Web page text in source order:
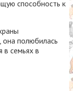
способность к
она полюбилась
в семьях в